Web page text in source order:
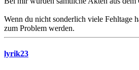
Wenn du nicht sonderlich viele Fehltage
zum Problem werden.
lyrik23